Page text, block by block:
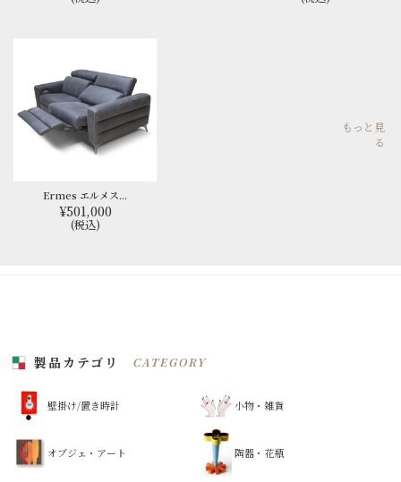
Ermes エルメス...
¥501,000
(税込)
もっと見
る
製品カテゴリ CATEGORY
壁掛け/置き時計 小物・雑貨
オブジェ・アート 陶器・花瓶